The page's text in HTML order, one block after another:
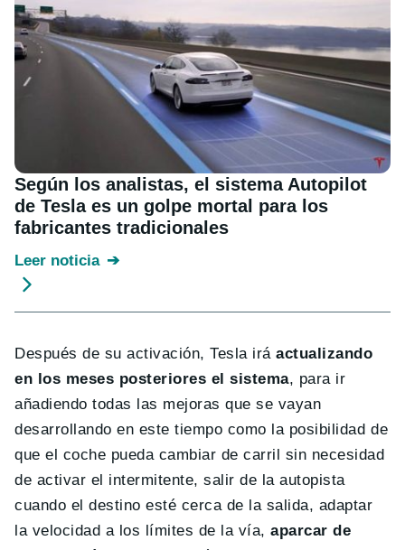
Según los analistas, el sistema Autopilot
de Tesla es un golpe mortal para los
fabricantes tradicionales
Leer noticia
Después de su activación, Tesla iráactualizando
en los meses posteriores el sistema, para ir
añadiendo todas las mejoras que se vayan
desarrollando en este tiempo como la posibilidad de
que el coche pueda cambiar de carril sin necesidad
de activar el intermitente, salir de la autopista
cuando el destino esté cerca de la salida, adaptar
la velocidad a los límites de la vía,aparcar de